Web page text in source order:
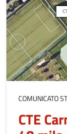
COMUNICATO
CTE